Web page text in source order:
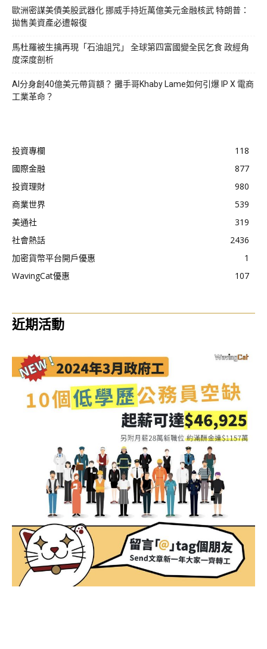
歐洲密謀美債美股武器化 挪威手持近萬億美元金融核武 特朗普：
拋售美資產必遭報復
馬杜羅被生擒再現「石油詛咒」 全球第四富國變全民乞食 政經角
度深度剖析
AI分身創40億美元帶貨額？ 攤手哥Khaby Lame如何引爆 IP X 電商
工業革命？
投資專欄
118
國際金融
877
投資理財
980
商業世界
539
美通社
319
社會熱話
2436
加密貨幣平台開戶優惠
1
WavingCat優惠
107
近期活動